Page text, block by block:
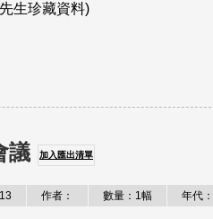
生珍藏資料)
議 加入匯出清單
作者： 數量：1幅 年代：